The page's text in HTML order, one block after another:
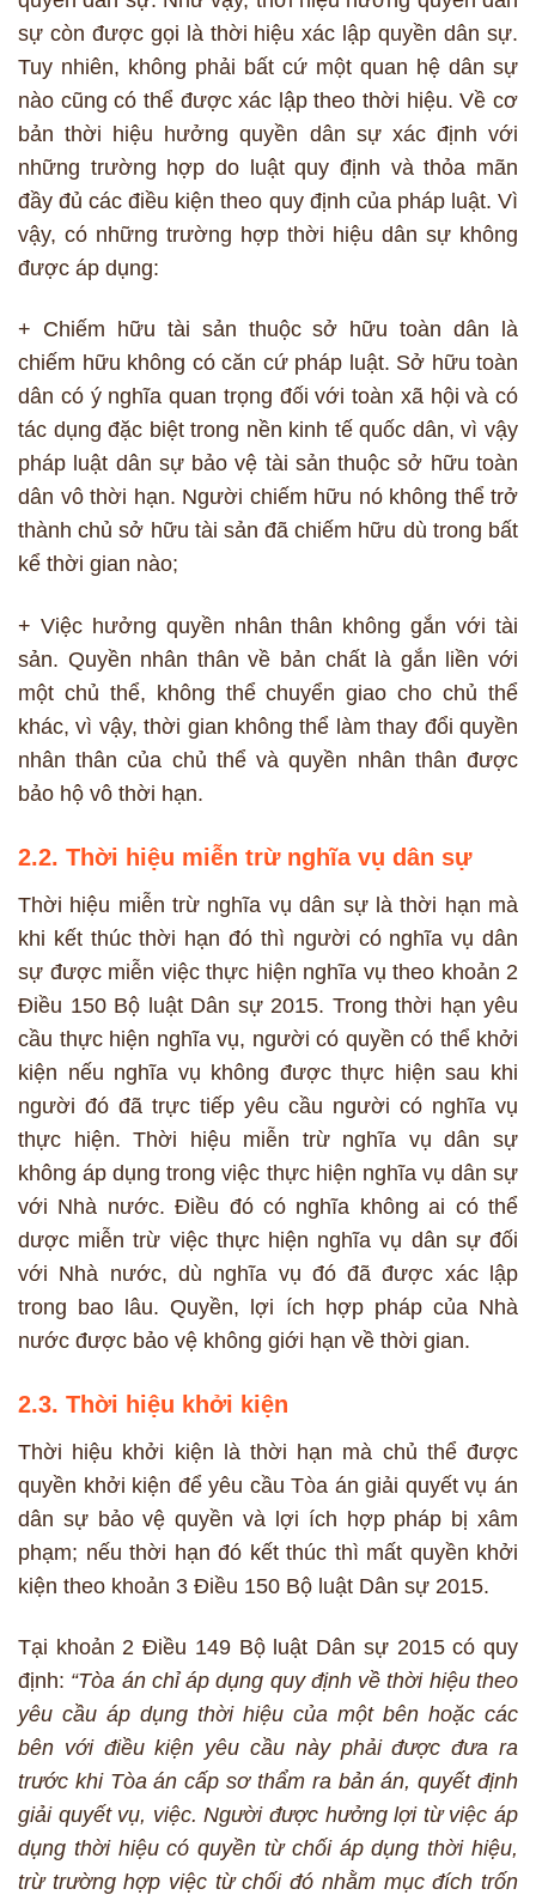
sự còn được gọi là thời hiệu xác lập quyền dân sự.
Tuy nhiên, không phải bất cứ một quan hệ dân sự
nào cũng có thể được xác lập theo thời hiệu. Về cơ
bản thời hiệu hưởng quyền dân sự xác định với
những trường hợp do luật quy định và thỏa mãn
đầy đủ các điều kiện theo quy định của pháp luật. Vì
vậy, có những trường hợp thời hiệu dân sự không
được áp dụng:
+ Chiếm hữu tài sản thuộc sở hữu toàn dân là
chiếm hữu không có căn cứ pháp luật. Sở hữu toàn
dân có ý nghĩa quan trọng đối với toàn xã hội và có
tác dụng đặc biệt trong nền kinh tế quốc dân, vì vậy
pháp luật dân sự bảo vệ tài sản thuộc sở hữu toàn
dân vô thời hạn. Người chiếm hữu nó không thể trở
thành chủ sở hữu tài sản đã chiếm hữu dù trong bất
kể thời gian nào;
+ Việc hưởng quyền nhân thân không gắn với tài
sản. Quyền nhân thân về bản chất là gắn liền với
một chủ thể, không thể chuyển giao cho chủ thể
khác, vì vậy, thời gian không thể làm thay đổi quyền
nhân thân của chủ thể và quyền nhân thân được
bảo hộ vô thời hạn.
2.2. Thời hiệu miễn trừ nghĩa vụ dân sự
Thời hiệu miễn trừ nghĩa vụ dân sự là thời hạn mà
khi kết thúc thời hạn đó thì người có nghĩa vụ dân
sự được miễn việc thực hiện nghĩa vụ theo khoản 2
Điều 150 Bộ luật Dân sự 2015. Trong thời hạn yêu
cầu thực hiện nghĩa vụ, người có quyền có thể khởi
kiện nếu nghĩa vụ không được thực hiện sau khi
người đó đã trực tiếp yêu cầu người có nghĩa vụ
thực hiện. Thời hiệu miễn trừ nghĩa vụ dân sự
không áp dụng trong việc thực hiện nghĩa vụ dân sự
với Nhà nước. Điều đó có nghĩa không ai có thể
dược miễn trừ việc thực hiện nghĩa vụ dân sự đối
với Nhà nước, dù nghĩa vụ đó đã được xác lập
trong bao lâu. Quyền, lợi ích hợp pháp của Nhà
nước được bảo vệ không giới hạn về thời gian.
2.3. Thời hiệu khởi kiện
Thời hiệu khởi kiện là thời hạn mà chủ thể được
quyền khởi kiện để yêu cầu Tòa án giải quyết vụ án
dân sự bảo vệ quyền và lợi ích hợp pháp bị xâm
phạm; nếu thời hạn đó kết thúc thì mất quyền khởi
kiện theo khoản 3 Điều 150 Bộ luật Dân sự 2015.
Tại khoản 2 Điều 149 Bộ luật Dân sự 2015 có quy
định: “Tòa án chỉ áp dụng quy định về thời hiệu theo
yêu cầu áp dụng thời hiệu của một bên hoặc các
bên với điều kiện yêu cầu này phải được đưa ra
trước khi Tòa án cấp sơ thẩm ra bản án, quyết định
giải quyết vụ, việc. Người được hưởng lợi từ việc áp
dụng thời hiệu có quyền từ chối áp dụng thời hiệu,
trừ trường hợp việc từ chối đó nhằm mục đích trốn